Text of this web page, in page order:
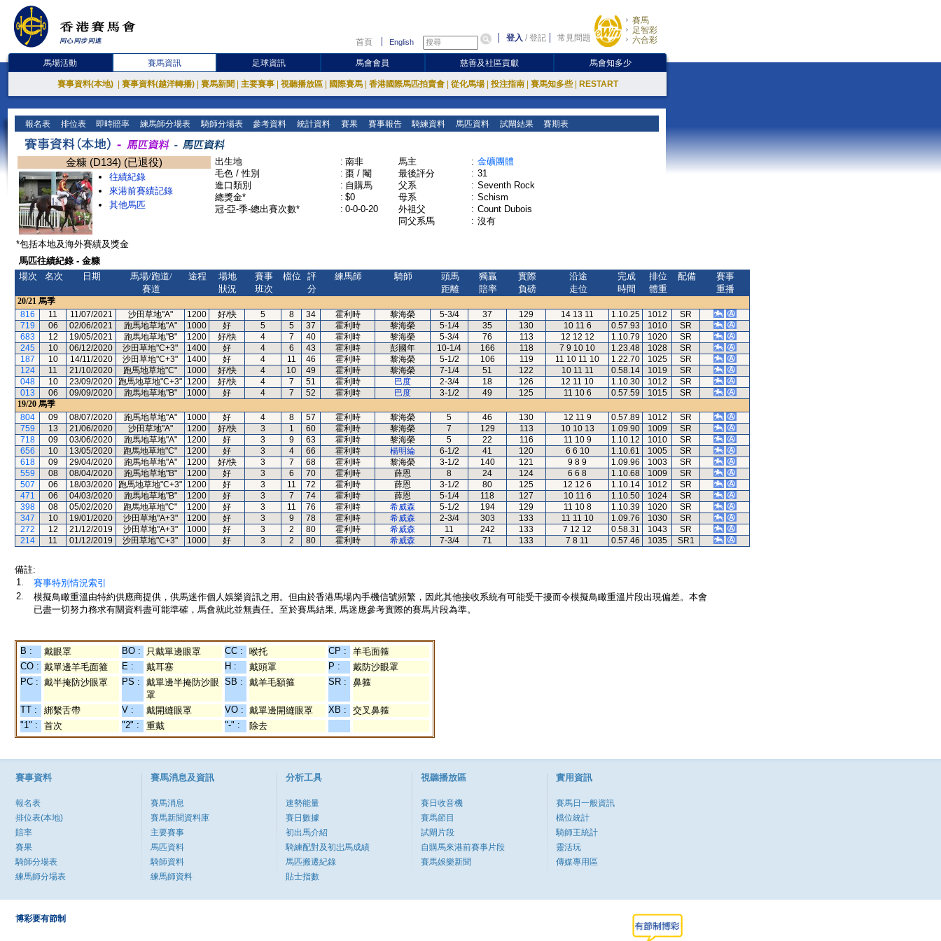
首頁 English 登入 /登記 常見問題
賽馬
足智彩
六合彩
馬場活動 賽馬資訊 足球資訊 馬會會員 慈善及社區貢獻 馬會知多少
賽事資料(本地) 賽事資料(越洋轉播) 賽馬新聞 主要賽事 視聽播放區 國際賽馬 香港國際馬匹拍賣會 從化馬場 投注指南 賽馬知多些 RESTART
報名表 排位表 即時賠率 練馬師分場表 騎師分場表 參考資料 統計資料 賽果 賽事報告 騎練資料 馬匹資料 試閘結果 賽期表
金糠 (D134) (已退役)
往績紀錄
來港前賽績記錄
其他馬匹
出生地 : 南非
毛色 / 性別
: 棗 / 閹
進口類別
: 自購馬
總獎金*
: $0
冠-亞-季-總出賽次數*
: 0-0-0-20
馬主 : 金礦團體
最後評分
: 31
父系
: Seventh Rock
母系
: Schism
外祖父
: Count Dubois
同父系馬
: 沒有
*包括本地及海外賽績及獎金
馬匹往績紀錄 - 金糠
場次
名次 日期
馬場/跑道/
賽道
途程
場地
狀況
賽事
班次
檔位
評
分
練馬師 騎師
頭馬
距離
獨贏
賠率
實際
負磅
沿途
走位
完成
時間
排位
體重
配備
賽事
重播
20/21 馬季
816
11 11/07/2021 沙田草地"A" 1200 好/快 5 8 34 霍利時 黎海榮 5-3/4 37 129 14 13 11 1.10.25 1012
SR
719
06 02/06/2021 跑馬地草地"A" 1000 好 5 5 37 霍利時 黎海榮 5-1/4 35 130 10 11 6 0.57.93 1010
SR
683
12 19/05/2021 跑馬地草地"B" 1200 好/快 4 7 40 霍利時 黎海榮 5-3/4 76 113 12 12 12 1.10.79 1020
SR
245
10 06/12/2020 沙田草地"C+3" 1400 好 4 6 43 霍利時 彭國年 10-1/4 166 118 7 9 10 10 1.23.48 1028
SR
187
10 14/11/2020 沙田草地"C+3" 1400 好 4 11 46 霍利時 黎海榮 5-1/2 106 119 11 10 11 10 1.22.70 1025
SR
124
11 21/10/2020 跑馬地草地"C" 1000 好/快 4 10 49 霍利時 黎海榮 7-1/4 51 122 10 11 11 0.58.14 1019
SR
048
10 23/09/2020 跑馬地草地"C+3" 1200 好/快 4 7 51 霍利時 巴度 2-3/4 18 126 12 11 10 1.10.30 1012
SR
013
06 09/09/2020 跑馬地草地"B" 1000 好 4 7 52 霍利時 巴度 3-1/2 49 125 11 10 6 0.57.59 1015
SR
19/20 馬季
804
09 08/07/2020 跑馬地草地"A" 1000 好 4 8 57 霍利時 黎海榮 5 46 130 12 11 9 0.57.89 1012
SR
759
13 21/06/2020 沙田草地"A" 1200 好/快 3 1 60 霍利時 黎海榮 7 129 113 10 10 13 1.09.90 1009
SR
718
09 03/06/2020 跑馬地草地"A" 1200 好 3 9 63 霍利時 黎海榮 5 22 116 11 10 9 1.10.12 1010
SR
656
10 13/05/2020 跑馬地草地"C" 1200 好 3 4 66 霍利時 楊明綸 6-1/2 41 120 6 6 10 1.10.61 1005
SR
618
09 29/04/2020 跑馬地草地"A" 1200 好/快 3 7 68 霍利時 黎海榮 3-1/2 140 121 9 8 9 1.09.96 1003
SR
559
08 08/04/2020 跑馬地草地"B" 1200 好 3 6 70 霍利時 薛恩 8 24 124 6 6 8 1.10.68 1009
SR
507
06 18/03/2020 跑馬地草地"C+3" 1200 好 3 11 72 霍利時 薛恩 3-1/2 80 125 12 12 6 1.10.14 1012
SR
471
06 04/03/2020 跑馬地草地"B" 1200 好 3 7 74 霍利時 薛恩 5-1/4 118 127 10 11 6 1.10.50 1024
SR
398
08 05/02/2020 跑馬地草地"C" 1200 好 3 11 76 霍利時 希威森 5-1/2 194 129 11 10 8 1.10.39 1020
SR
347
10 19/01/2020 沙田草地"A+3" 1200 好 3 9 78 霍利時 希威森 2-3/4 303 133 11 11 10 1.09.76 1030
SR
272
12 21/12/2019 沙田草地"A+3" 1000 好 3 2 80 霍利時 希威森 11 242 133 7 12 12 0.58.31 1043
SR
214
11 01/12/2019 沙田草地"C+3" 1000 好 3 2 80 霍利時 希威森 7-3/4 71 133 7 8 11 0.57.46 1035 SR1
備註:
1.
賽事特別情況索引
2.
模擬鳥瞰重溫由特約供應商提供，供馬迷作個人娛樂資訊之用。但由於香港馬場內手機信號頻繁，因此其他接收系統有可能受干擾而令模擬鳥瞰重溫片段出現偏差。本會
已盡一切努力務求有關資料盡可能準確，馬會就此並無責任。至於賽馬結果, 馬迷應參考實際的賽馬片段為準。
B : 戴眼罩 BO : 只戴單邊眼罩 CC : 喉托 CP :
羊毛面箍
CO : 戴單邊羊毛面箍 E : 戴耳塞 H : 戴頭罩 P :
戴防沙眼罩
PC : 戴半掩防沙眼罩 PS :
戴單邊半掩防沙眼
罩
SB : 戴羊毛額箍 SR : 鼻箍
TT : 綁繫舌帶 V : 戴開縫眼罩 VO : 戴單邊開縫眼罩 XB :
交叉鼻箍
"1" :
首次 "2" : 重戴 "-" : 除去
賽事資料
報名表
排位表(本地)
賠率
賽果
騎師分場表
練馬師分場表
賽馬消息及資訊
賽馬消息
賽馬新聞資料庫
主要賽事
馬匹資料
騎師資料
練馬師資料
分析工具
速勢能量
賽日數據
初出馬介紹
騎練配對及初岀馬成績
馬匹搬遷紀錄
貼士指數
視聽播放區
賽日收音機
賽馬節目
試閘片段
自購馬來港前賽事片段
賽馬娛樂新聞
實用資訊
賽馬日一般資訊
檔位統計
騎師王統計
靈活玩
傳媒專用區
博彩要有節制